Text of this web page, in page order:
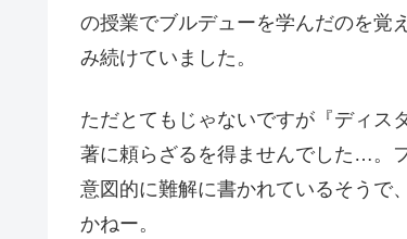
の授業でブルデューを学んだのを覚
み続けていました。
ただとてもじゃないですが『ディス
著に頼らざるを得ませんでした…。
意図的に難解に書かれているそうで
かねー。